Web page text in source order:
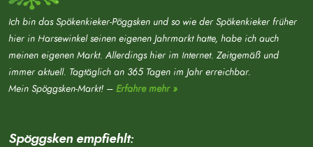
Ich bin das Spökenkieker-Pöggsken und so wie der Spökenkieker früher
hier in Harsewinkel seinen eigenen Jahrmarkt hatte, habe ich auch
meinen eigenen Markt. Allerdings hier im Internet. Zeitgemäß und
immer aktuell. Tagtäglich an 365 Tagen im Jahr erreichbar.
Mein Spöggsken-Markt! – Erfahre mehr »
Spöggsken empfiehlt: